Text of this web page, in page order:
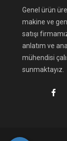
Genel ürün
makine ve
satışı
anlatım ve
mühendisi
sunmaktayız.